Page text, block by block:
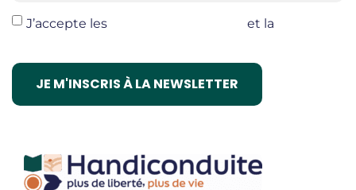
J’accepte les et la